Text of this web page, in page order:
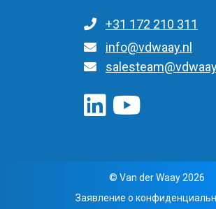
+31 172 210 311
Для общих запросов
info@vdwaay.nl
© Van der Waay 2026
Заявление о